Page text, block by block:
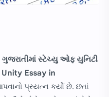
ગુજરાતીમાં સ્ટેચ્યુ ઓફ યુનિટી
Essay in
પ્રયત્ન કર્યો છે. છતાં